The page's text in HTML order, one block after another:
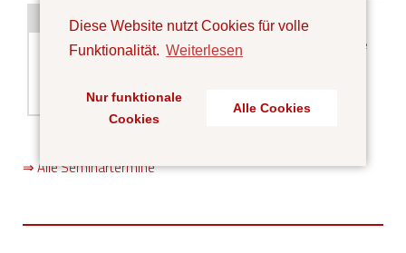
Diese Website nutzt Cookies für volle
Funktionalität. Weiterlesen
Nur funktionale
Cookies
Alle Cookies
10. Okt
09:00 Uhr
16:00 Uhr
Familien- und Systemaufstellungen – für alle, die
berufliches Anliegen suchen.
⇒ Alle Seminartermine